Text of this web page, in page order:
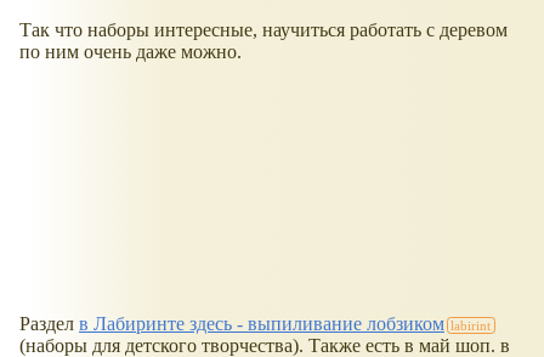
Так что наборы интересные, научиться работать с деревом
по ним очень даже можно.
Раздел в Лабиринте здесь - выпиливание лобзиком
(наборы для детского творчества). Также есть в май шоп. в